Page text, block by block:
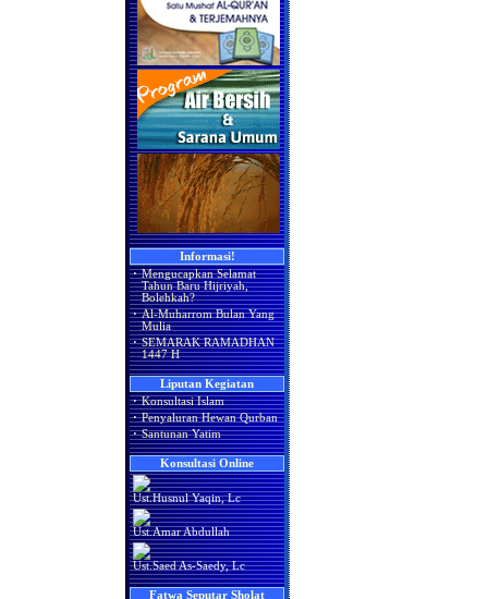
Informasi!
· Mengucapkan Selamat
Tahun Baru Hijriyah,
Bolehkah?
· Al-Muharrom Bulan Yang
Mulia
· SEMARAK RAMADHAN
1447 H
Liputan Kegiatan
· Konsultasi Islam
· Penyaluran Hewan Qurban
· Santunan Yatim
Konsultasi Online
Ust.Husnul Yaqin, Lc
Ust.Amar Abdullah
Ust.Saed As-Saedy, Lc
Fatwa Seputar Sholat